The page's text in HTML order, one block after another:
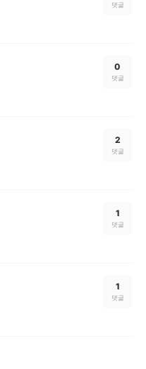
댓글
0
댓글
2
댓글
1
댓글
1
댓글